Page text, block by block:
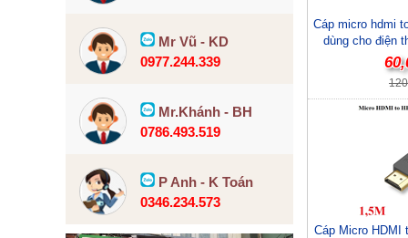
Mr Vũ - KD
0977.244.339
Mr.Khánh - BH
0786.493.519
P Anh - K Toán
0346.234.573
Cáp micro hdmi
dùng cho điện
Cáp Micro HDMI